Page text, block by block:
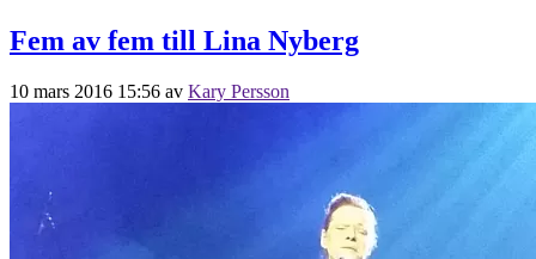
Fem av fem till Lina Nyberg
10 mars 2016 15:56 av Kary Persson